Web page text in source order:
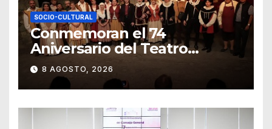
SOCIO-CULTURAL
Conmemoran el 74
Aniversario del Teatro
Universitario con una
representación del
“Retablillo jovial”
8 AGOSTO, 2026